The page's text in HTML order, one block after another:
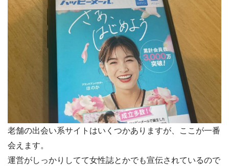
老舗の出会い系サイトはいくつかありますが、ここが一番
会えます。
運営がしっかりしてて女性誌とかでも宣伝されているので